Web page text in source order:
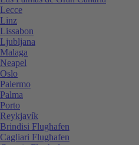
Lecce
Linz
Lissabon
Ljubljana
Malaga
Neapel
Oslo
Palermo
Palma
Porto
Reykjavík
Brindisi Flughafen
Cagliari Flughafen